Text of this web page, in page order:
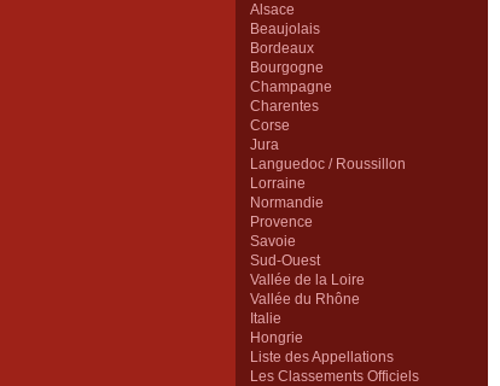
Alsace
Beaujolais
Bordeaux
Bourgogne
Champagne
Charentes
Corse
Jura
Languedoc / Roussillon
Lorraine
Normandie
Provence
Savoie
Sud-Ouest
Vallée de la Loire
Vallée du Rhône
Italie
Hongrie
Liste des Appellations
Les Classements Officiels